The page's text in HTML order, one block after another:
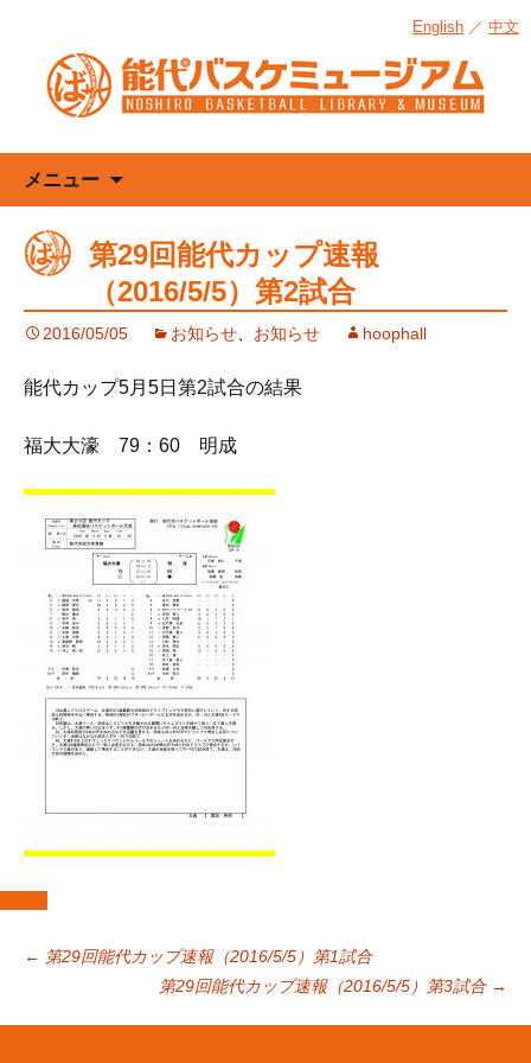
English ／ 中文
メニュー
ン
ツ
へ
ス
キ
プ
第29回能代カップ速報
（2016/5/5）第2試合
2016/05/05 お知らせ お知らせ hoophall
能代カップ5月5日第2試合の結果
福大大濠 79：60 明成
投
稿
← 第29回能代カップ速報（2016/5/5）第1試合
第29回能代カップ速報（2016/5/5）第3試合 →